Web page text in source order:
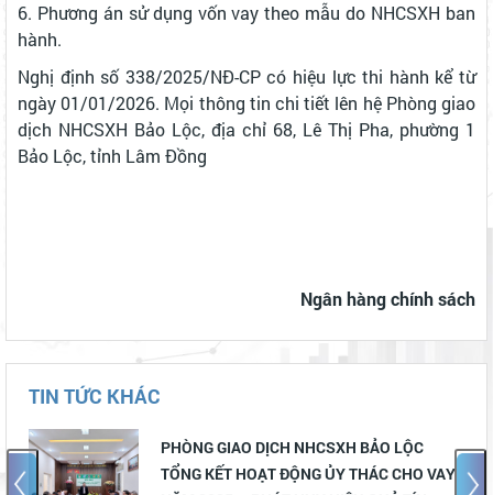
6. Phương án sử dụng vốn vay theo mẫu do NHCSXH ban
hành.
Nghị định số 338/2025/NĐ-CP có hiệu lực thi hành kể từ
ngày 01/01/2026. Mọi thông tin chi tiết lên hệ Phòng giao
dịch NHCSXH Bảo Lộc, địa chỉ 68, Lê Thị Pha, phường 1
Bảo Lộc, tỉnh Lâm Đồng
Ngân hàng chính sách
TIN TỨC KHÁC
LỘC
CHO VAY
Phòng giao dịch NHCSXH Bảo
khai cho vay theo Nghị quyết số